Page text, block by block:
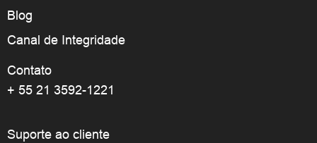
Blog
Canal de Integridade
Contato
+ 55 21 3592-1221
Suporte ao cliente